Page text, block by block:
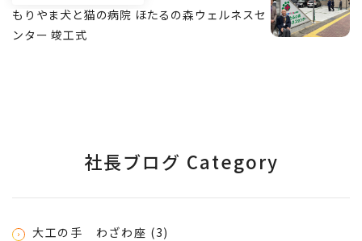
もりやま犬と猫の病院 ほたるの森ウェルネスセ
ンター 竣工式
社長ブログ Category
大工の手 わざわ座 (3)